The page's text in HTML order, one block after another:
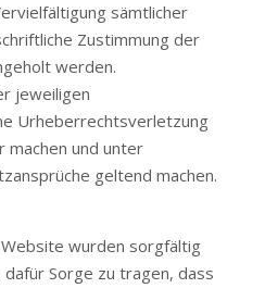
sämtlicher
Zustimmung der
werden.
jeweiligen
Urheberrechtsverletzung
machen und unter
geltend machen.
wurden sorgfältig
Sorge zu tragen, dass